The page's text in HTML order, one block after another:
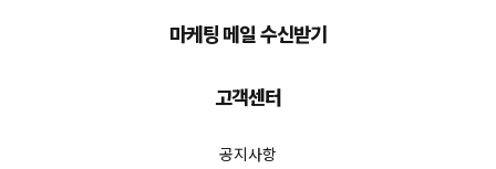
마케팅 메일 수신받기
고객센터
공지사항